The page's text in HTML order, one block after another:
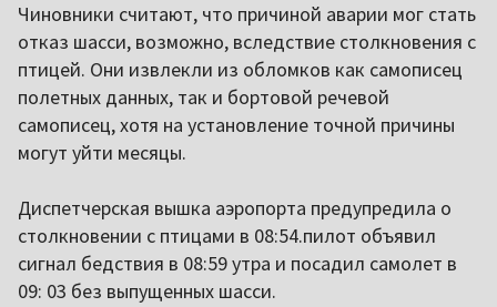
Чиновники считают, что причиной аварии мог стать
отказ шасси, возможно, вследствие столкновения с
птицей. Они извлекли из обломков как самописец
полетных данных, так и бортовой речевой
самописец, хотя на установление точной причины
могут уйти месяцы.
Диспетчерская вышка аэропорта предупредила о
столкновении с птицами в 08:54.пилот объявил
сигнал бедствия в 08:59 утра и посадил самолет в
09: 03 без выпущенных шасси.